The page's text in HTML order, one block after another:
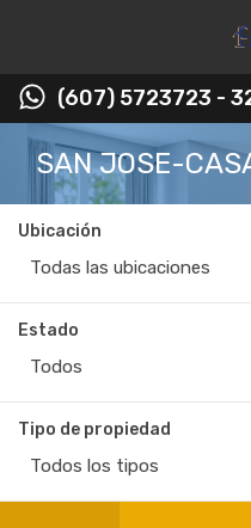
(607) 5723723 -
SAN JOSE-
Ubicación
Todas las ubicaciones
Estado
Todos
Tipo de propiedad
Todos los tipos